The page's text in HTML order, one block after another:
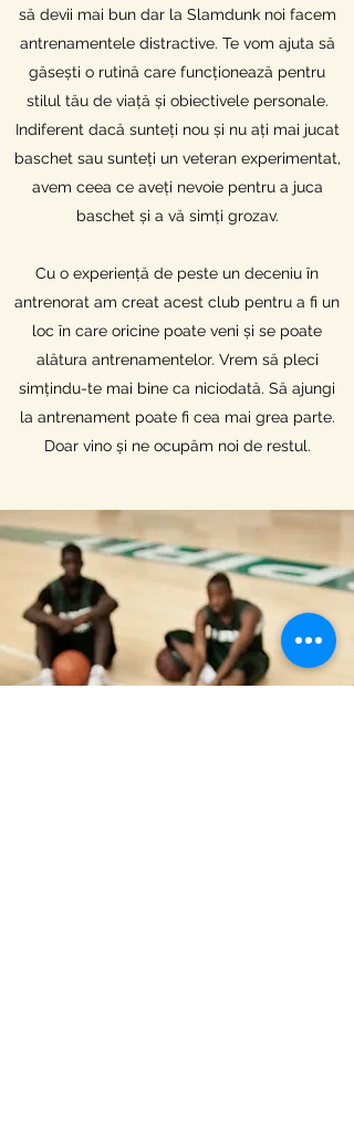
să devii mai bun dar la Slamdunk noi facem
antrenamentele distractive. Te vom ajuta să
găsești o rutină care funcționează pentru
stilul tău de viață și obiectivele personale.
Indiferent dacă sunteți nou și nu ați mai jucat
baschet sau sunteți un veteran experimentat,
avem ceea ce aveți nevoie pentru a juca
baschet și a vă simți grozav.
Cu o experiență de peste un deceniu în
antrenorat am creat acest club pentru a fi un
loc în care oricine poate veni și se poate
alătura antrenamentelor. Vrem să pleci
simțindu-te mai bine ca niciodată. Să ajungi
la antrenament poate fi cea mai grea parte.
Doar vino și ne ocupăm noi de restul.